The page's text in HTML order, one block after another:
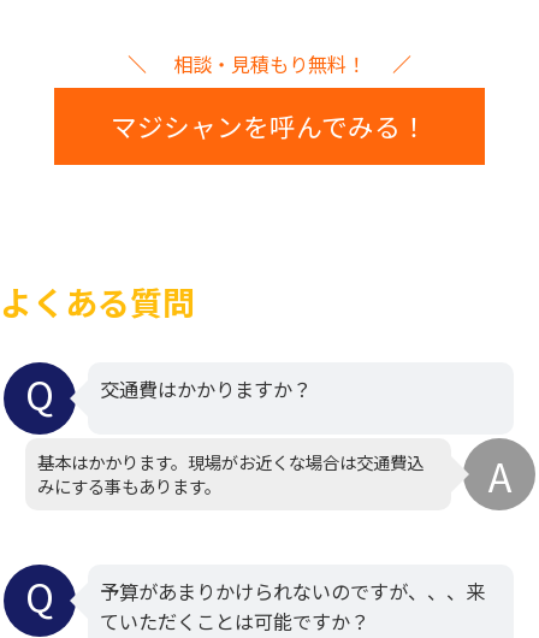
相談・見積もり無料！
マジシャンを呼んでみる！
よくある質問
交通費はかかりますか？
基本はかかります。現場がお近くな場合は交通費込
みにする事もあります。
予算があまりかけられないのですが、、、来
ていただくことは可能ですか？